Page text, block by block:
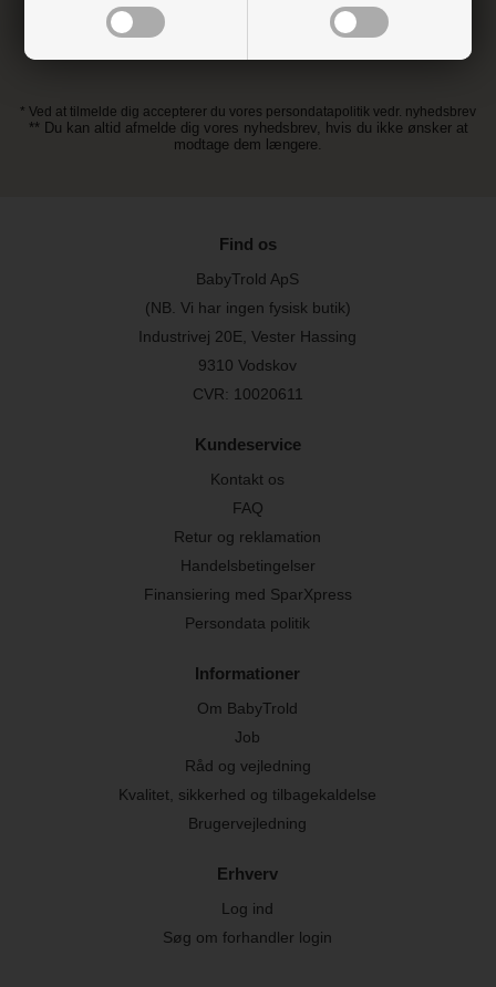
* Ved at tilmelde dig accepterer du vores persondatapolitik vedr. nyhedsbrev
** Du kan altid afmelde dig vores nyhedsbrev, hvis du ikke ønsker at
modtage dem længere.
Find os
BabyTrold ApS
(NB. Vi har ingen fysisk butik)
Industrivej 20E, Vester Hassing
9310 Vodskov
CVR: 10020611
Kundeservice
Kontakt os
FAQ
Retur og reklamation
Handelsbetingelser
Finansiering med SparXpress
Persondata politik
Informationer
Om BabyTrold
Job
Råd og vejledning
Kvalitet, sikkerhed og tilbagekaldelse
Brugervejledning
Erhverv
Log ind
Søg om forhandler login